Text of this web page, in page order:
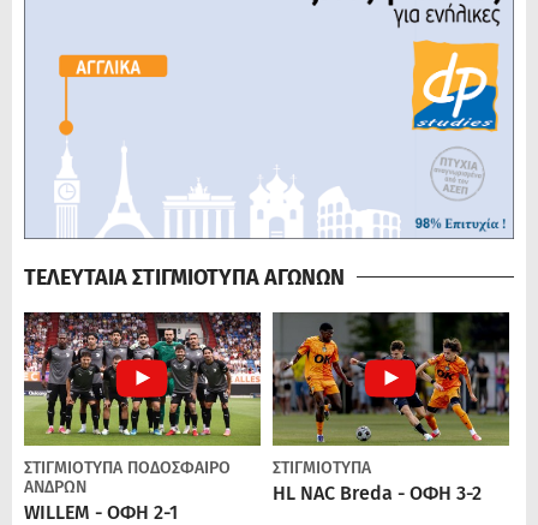
ΤΕΛΕΥΤΑΙΑ ΣΤΙΓΜΙΟΤΥΠΑ ΑΓΩΝΩΝ
ΣΤΙΓΜΙΟΤΥΠΑ ΠΟΔΌΣΦΑΙΡΟ
ΑΝΔΡΏΝ
WILLEM - ΟΦΗ 2-1
ΣΤΙΓΜΙΟΤΥΠΑ
HL NAC Breda - ΟΦΗ 3-2